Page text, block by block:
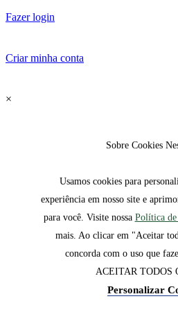
Fazer login
Criar minha conta
×
Sobre Cookies
Usamos cookies para
experiência em nosso site e
para você. Visite nossa Política
mais. Ao clicar em "Aceitar
concorda com o uso que
ACEITAR TODOS
Personalizar